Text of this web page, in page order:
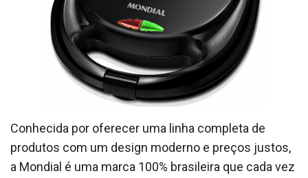
Conhecida por oferecer uma linha completa de
produtos com um design moderno e preços justos,
a Mondial é uma marca 100% brasileira que cada vez